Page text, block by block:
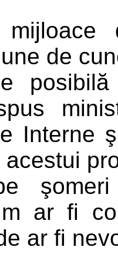
mijloace
de
posibilă
Interne
ar fi
ar fi